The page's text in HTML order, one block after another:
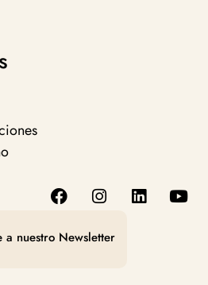
a nuestro Newsletter